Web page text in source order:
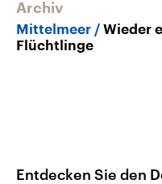
Archiv
Mittelmeer
Wieder
Flüchtlinge
Entdecken Sie den